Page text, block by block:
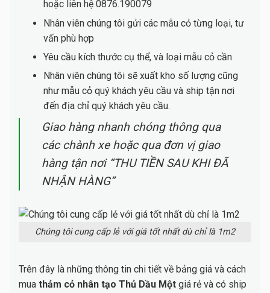
hoặc liên hệ 0876.190079
Nhân viên chúng tôi gửi các mẫu cỏ từng loại, tư
vấn phù hợp
Yêu cầu kích thước cụ thể, và loại mẫu cỏ cần
Nhân viên chúng tôi sẽ xuất kho số lượng cũng
như mẫu cỏ quý khách yêu cầu và ship tận nơi
đến địa chỉ quý khách yêu cầu.
Giao hàng nhanh chóng thông qua
các chành xe hoặc qua đơn vị giao
hàng tận nơi “THU TIỀN SAU KHI ĐÃ
NHẬN HÀNG”
Chúng tôi cung cấp lẻ với giá tốt nhất dù chỉ là 1m2
Trên đây là những thông tin chi tiết về bảng giá và cách
mua thảm cỏ nhân tạo Thủ Dầu Một giá rẻ và có ship